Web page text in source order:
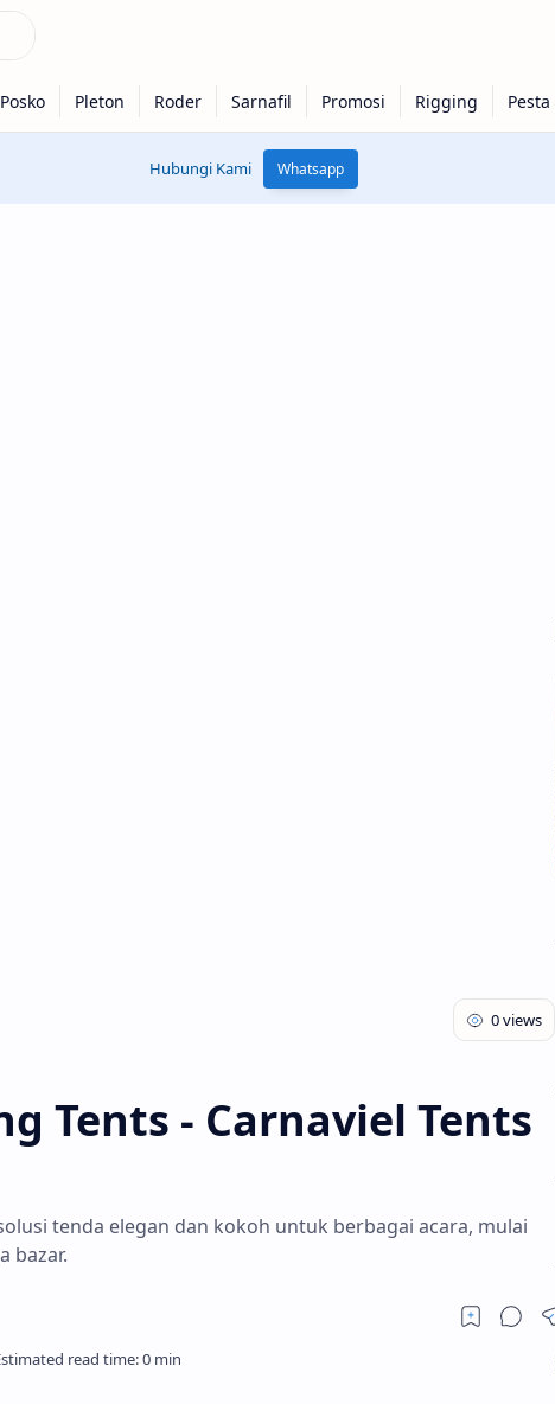
Hubungi Kami Whatsapp
Tents - Carnaviel Tents
tenda elegan dan kokoh untuk berbagai acara, mulai
bazar.